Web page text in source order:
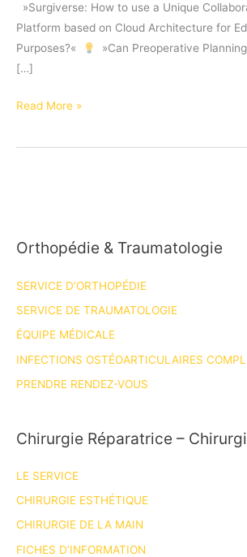
»Surgiverse: How to use a Unique
Platform based on Cloud Architecture for
Purposes?«
»Can Preoperative
[…]
Projets
de
de
Read More »
Orthopédie & Traumatologie
SERVICE D’ORTHOPÉDIE
SERVICE DE TRAUMATOLOGIE
ÉQUIPE MÉDICALE
INFECTIONS OSTÉOARTICULAIRES
PRENDRE RENDEZ-VOUS
Chirurgie Réparatrice –
LE SERVICE
CHIRURGIE ESTHÉTIQUE
CHIRURGIE DE LA MAIN
FICHES D’INFORMATION